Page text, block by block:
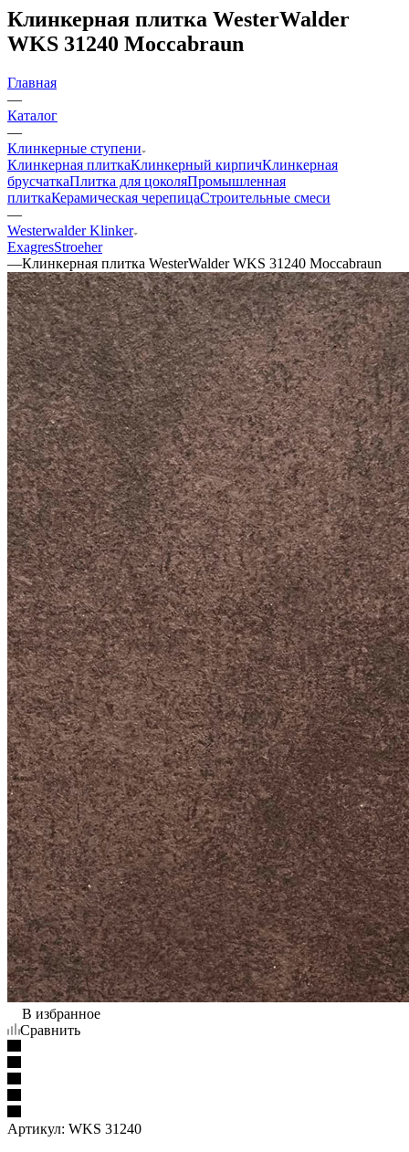
Клинкерная плитка WesterWalder
WKS 31240 Moccabraun
Главная
—
Каталог
—
Клинкерные ступени
Клинкерная плиткаКлинкерный кирпичКлинкерная
брусчаткаПлитка для цоколяПромышленная
плиткаКерамическая черепицаСтроительные смеси
—
Westerwalder Klinker
ExagresStroeher
—Клинкерная плитка WesterWalder WKS 31240 Moccabraun
В избранное
Сравнить
Артикул: WKS 31240